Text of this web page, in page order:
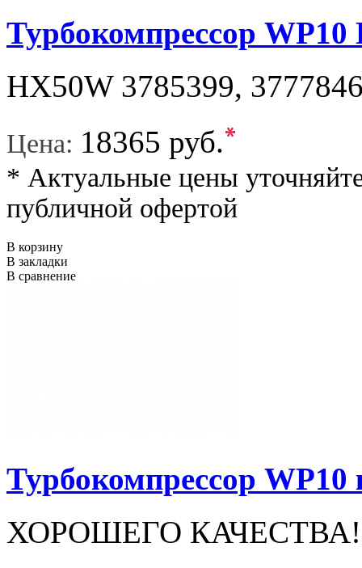
Турбокомпрессор WP10
HX50W 3785399,
Цена: 18365 руб.*
* Актуальные цены
публичной офертой
В корзину
В закладки
В сравнение
Турбокомпрессор WP10
ХОРОШЕГО